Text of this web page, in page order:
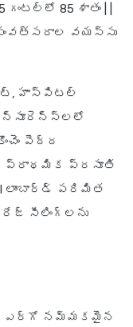
గంటల్లో 85 శాతం | |
వయస్సు
హాస్పిటల్
పెద్ద
ప్రాథమిక ప్రసూతి
లాంబార్డ్ పరిమిత
సీలింగ్‌లను
ఎర్గో నమ్మకమైన